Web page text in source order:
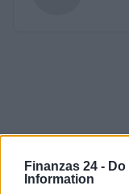
Finanzas 24 -
Information